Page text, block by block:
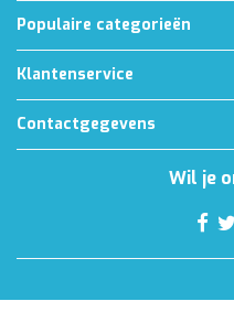
Populaire categorieën
Klantenservice
Contactgegevens
Wil je